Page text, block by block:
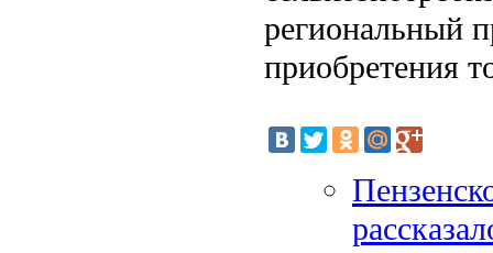
региональный
приобретения